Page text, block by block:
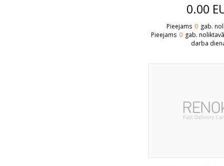
0.00
Pieejams 0 gab.
Pieejams 0 gab.
darba